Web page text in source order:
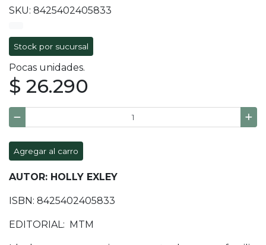
SKU: 8425402405833
Stock por sucursal
Pocas unidades.
$ 26.290
Agregar al carro
AUTOR: HOLLY EXLEY
ISBN: 8425402405833
EDITORIAL: MTM